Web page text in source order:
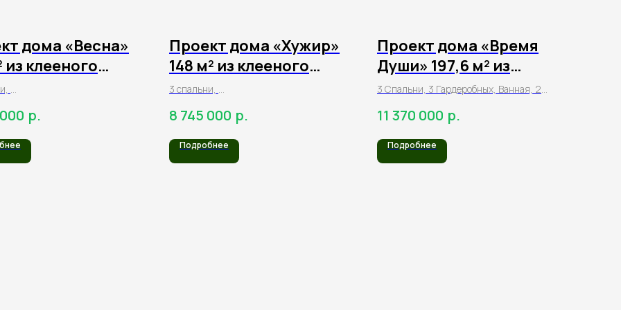
дома «Весна»
из клееного
р.
Проект дома «Хужир»
148 м² из клееного
бруса
3 спальни,
терраса
8 745 000 р.
Подробнее
Проект дома «Время
Души» 197,6 м² из
клееного бруса
3 Спальни, 3 Гардеробных, Ванная, 2
Гостиная, Терраса, Балкон
11 370 000 р.
Подробнее